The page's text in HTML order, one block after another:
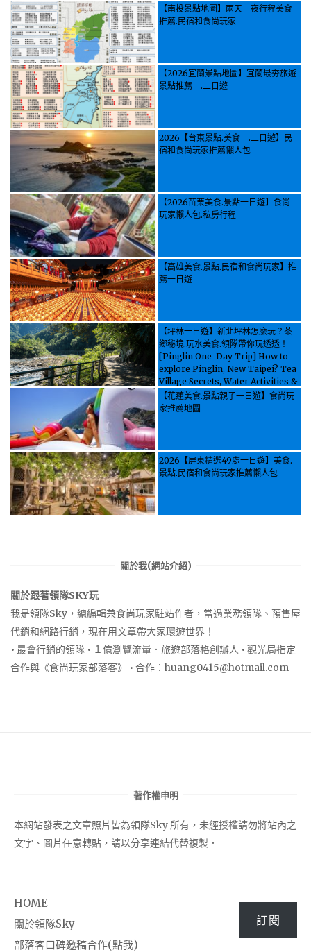
【南投景點地圖】兩天一夜行程美食
推薦.民宿和食尚玩家
【2026宜蘭景點地圖】宜蘭最夯旅遊
景點推薦一.二日遊
2026【台東景點.美食一.二日遊】民
宿和食尚玩家推薦懶人包
【2026苗栗美食.景點一日遊】食尚
玩家懶人包.私房行程
【高雄美食.景點.民宿和食尚玩家】推
薦一日遊
【坪林一日遊】新北坪林怎麼玩？茶
鄉秘境.玩水美食.領隊帶你玩透透！
[Pinglin One-Day Trip] How to
explore Pinglin, New Taipei? Tea
Village Secrets, Water Activities &
Food, Let the guide take you
through it all!
【花蓮美食.景點親子一日遊】食尚玩
家推薦地圖
2026【屏東精選49處一日遊】美食.
景點.民宿和食尚玩家推薦懶人包
關於我(網站介紹)
關於跟著領隊SKY玩
我是領隊Sky，總編輯兼食尚玩家駐站作者，當過業務領隊、預售屋
代銷和網路行銷，現在用文章帶大家環遊世界！
• 最會行銷的領隊 • １億瀏覽流量．旅遊部落格創辦人 • 觀光局指定
合作與《食尚玩家部落客》 • 合作： huang0415@hotmail.com
著作權申明
本網站發表之文章照片皆為領隊Sky 所有，未經授權請勿將站內之
文字、圖片任意轉貼，請以分享連結代替複製．
HOME
關於領隊Sky
部落客口碑邀稿合作(點我)
訂閱